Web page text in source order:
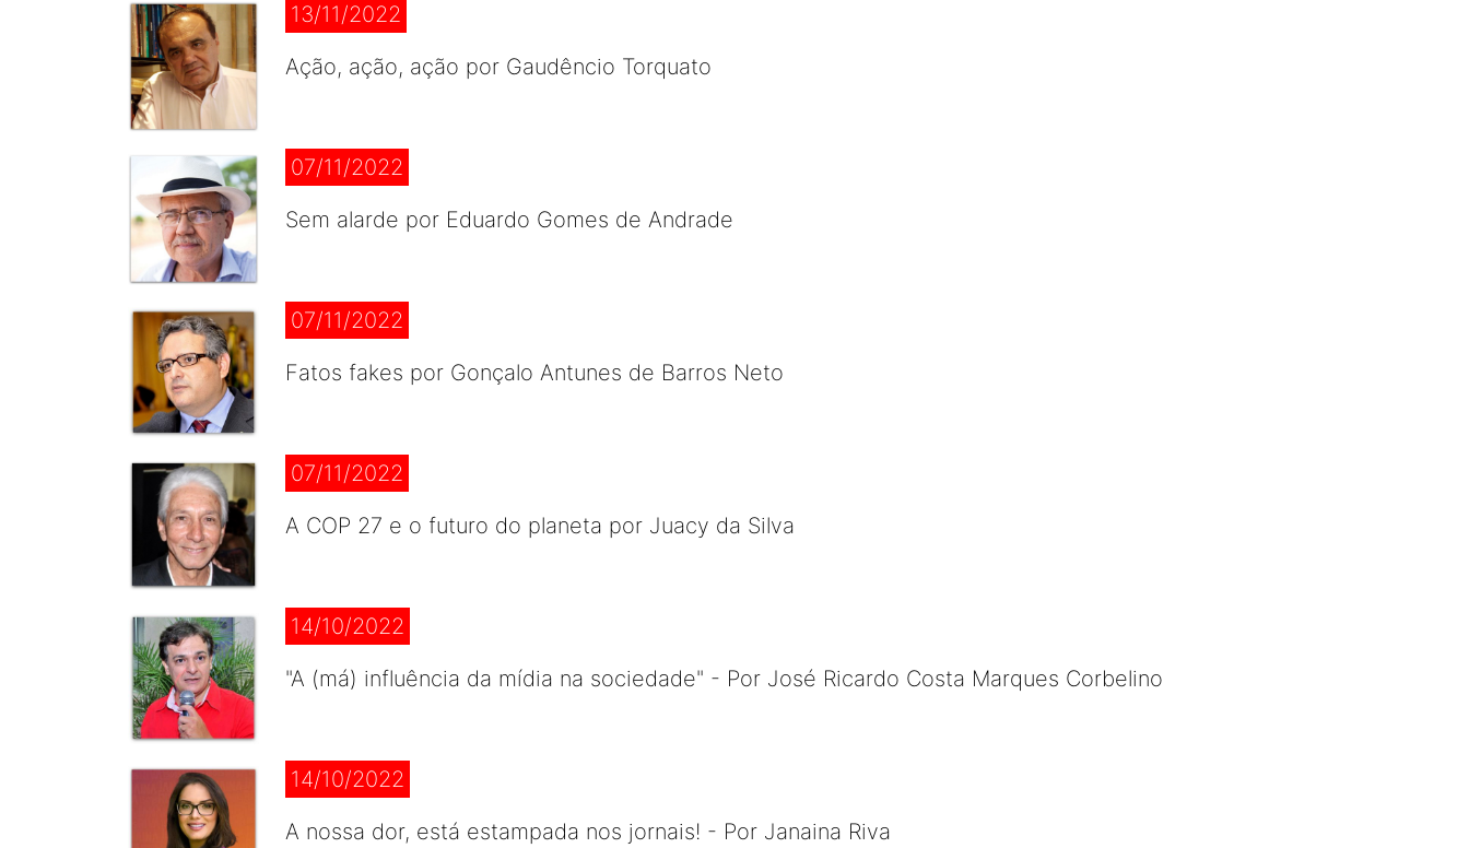
13/11/2022
Ação, ação, ação por Gaudêncio Torquato
07/11/2022
Sem alarde por Eduardo Gomes de Andrade
07/11/2022
Fatos fakes por Gonçalo Antunes de Barros Neto
07/11/2022
A COP 27 e o futuro do planeta por Juacy da Silva
14/10/2022
"A (má) influência da mídia na sociedade" - Por José Ricardo Costa Marques Corbelino
14/10/2022
A nossa dor, está estampada nos jornais! - Por Janaina Riva